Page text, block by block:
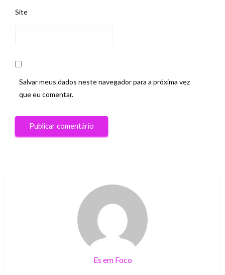
Site
Salvar meus dados neste navegador para a próxima vez
que eu comentar.
Es em Foco